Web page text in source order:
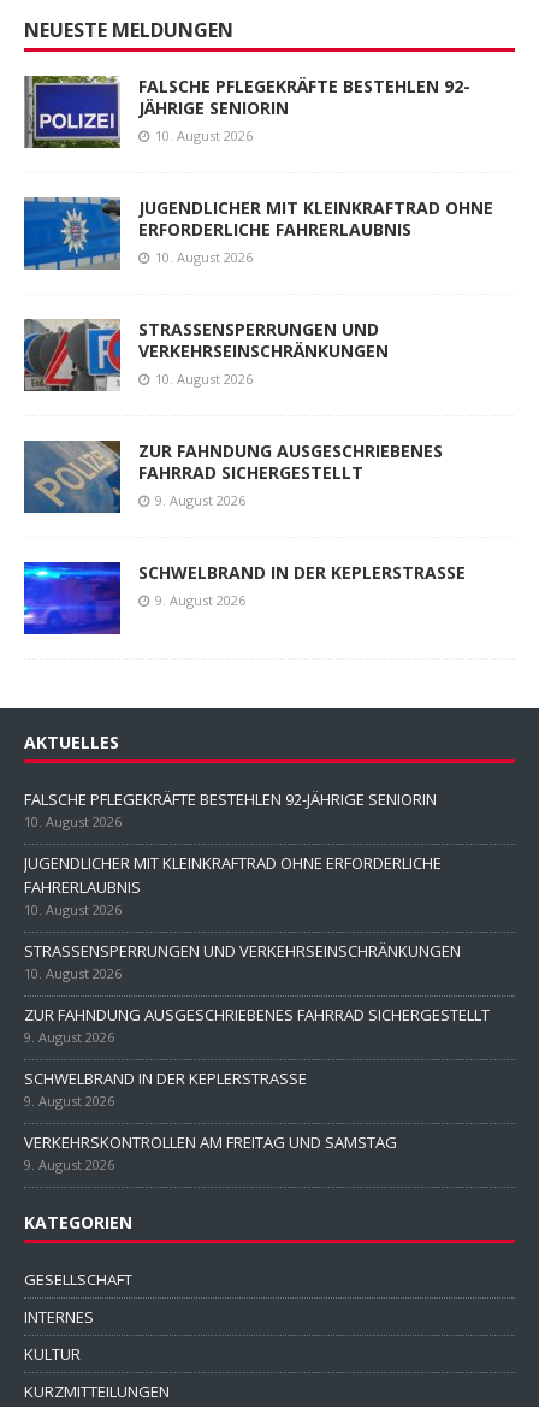
NEUESTE MELDUNGEN
FALSCHE PFLEGEKRÄFTE BESTEHLEN 92-
JÄHRIGE SENIORIN
10. August 2026
JUGENDLICHER MIT KLEINKRAFTRAD OHNE
ERFORDERLICHE FAHRERLAUBNIS
10. August 2026
STRASSENSPERRUNGEN UND
VERKEHRSEINSCHRÄNKUNGEN
10. August 2026
ZUR FAHNDUNG AUSGESCHRIEBENES
FAHRRAD SICHERGESTELLT
9. August 2026
SCHWELBRAND IN DER KEPLERSTRASSE
9. August 2026
AKTUELLES
FALSCHE PFLEGEKRÄFTE BESTEHLEN 92-JÄHRIGE SENIORIN
10. August 2026
JUGENDLICHER MIT KLEINKRAFTRAD OHNE ERFORDERLICHE
FAHRERLAUBNIS
10. August 2026
STRASSENSPERRUNGEN UND VERKEHRSEINSCHRÄNKUNGEN
10. August 2026
ZUR FAHNDUNG AUSGESCHRIEBENES FAHRRAD SICHERGESTELLT
9. August 2026
SCHWELBRAND IN DER KEPLERSTRASSE
9. August 2026
VERKEHRSKONTROLLEN AM FREITAG UND SAMSTAG
9. August 2026
KATEGORIEN
GESELLSCHAFT
INTERNES
KULTUR
KURZMITTEILUNGEN